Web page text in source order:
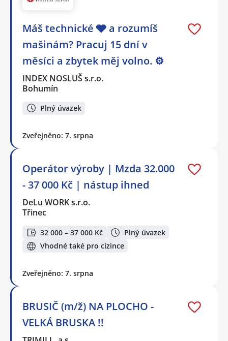
Máš technické 🩶 a rozumíš
mašinám? Pracuj 15 dní v
měsíci a zbytek měj volno. ⚙
INDEX NOSLUŠ s.r.o.
Bohumín
Plný úvazek
Zveřejněno: 7. srpna
Operátor výroby | Mzda 32.000
- 37 000 Kč | nástup ihned
DeLu WORK s.r.o.
Třinec
32 000 – 37 000 Kč
Plný úvazek
Vhodné také pro cizince
Zveřejněno: 7. srpna
BRUSIČ (m/ž) NA PLOCHO -
VELKÁ BRUSKA !!